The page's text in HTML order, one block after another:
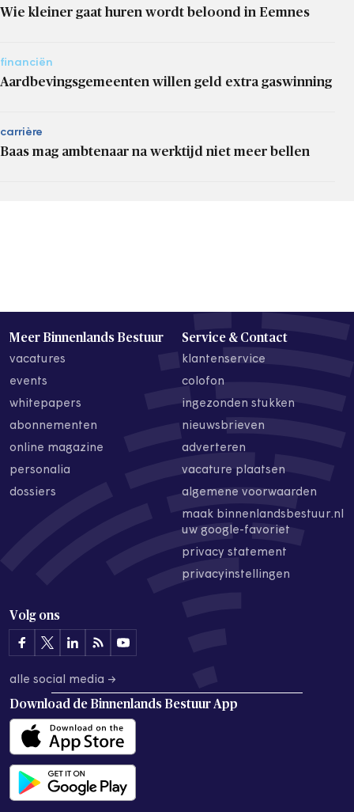
Wie kleiner gaat huren wordt beloond in Eemnes
financiën
Aardbevingsgemeenten willen geld extra gaswinning
carrière
Baas mag ambtenaar na werktijd niet meer bellen
Meer Binnenlands Bestuur
vacatures
events
whitepapers
abonnementen
online magazine
personalia
dossiers
Service & Contact
klantenservice
colofon
ingezonden stukken
nieuwsbrieven
adverteren
vacature plaatsen
algemene voorwaarden
maak binnenlandsbestuur.nl
uw google-favoriet
privacy statement
privacyinstellingen
Volg ons
alle social media →
Download de Binnenlands Bestuur App